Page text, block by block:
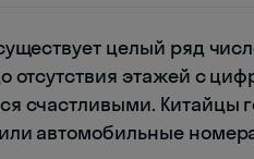
целый ряд
отсутствия этажей с
счастливыми. Китайцы
автомобильные